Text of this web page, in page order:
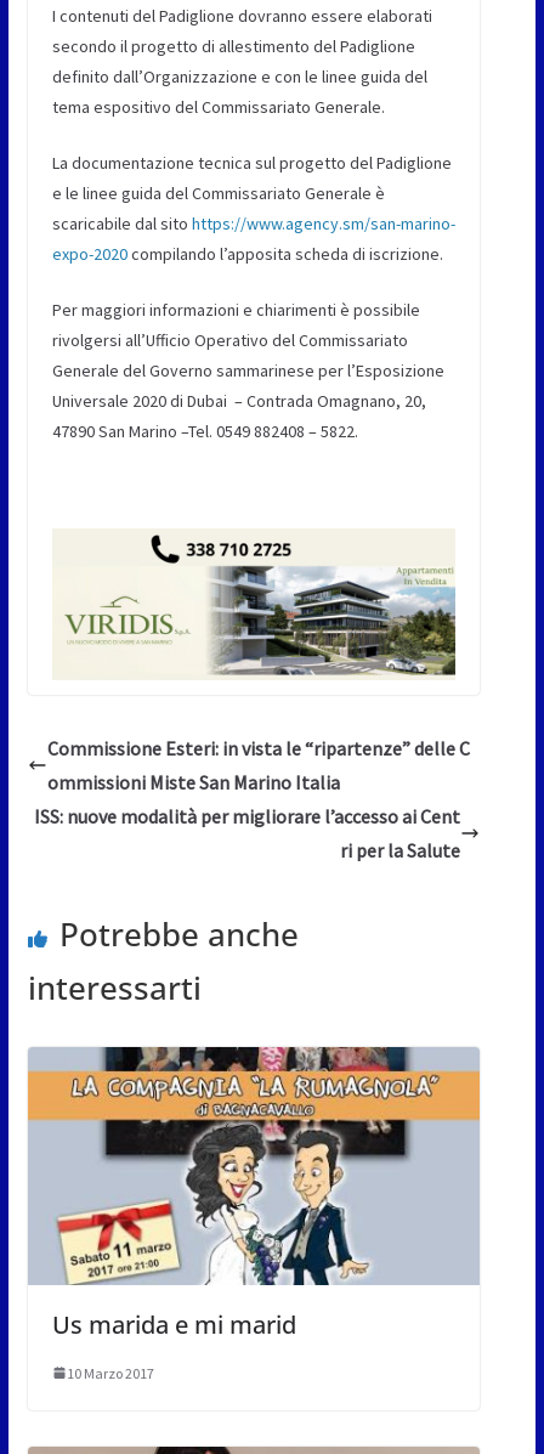
I contenuti del Padiglione dovranno essere elaborati
secondo il progetto di allestimento del Padiglione
definito dall’Organizzazione e con le linee guida del
tema espositivo del Commissariato Generale.
La documentazione tecnica sul progetto del Padiglione
e le linee guida del Commissariato Generale è
scaricabile dal sito https://www.agency.sm/san-marino-
expo-2020compilando l’apposita scheda di iscrizione.
Per maggiori informazioni e chiarimenti è possibile
rivolgersi all’Ufficio Operativo del Commissariato
Generale del Governo sammarinese per l’Esposizione
Universale 2020 di Dubai – Contrada Omagnano, 20,
47890 San Marino –Tel. 0549 882408 – 5822.
Commissione Esteri: in vista le “ripartenze” delle C
ommissioni Miste San Marino Italia
ISS: nuove modalità per migliorare l’accesso ai Cent
ri per la Salute
Potrebbe anche
interessarti
Us marida e mi marid
10 Marzo 2017